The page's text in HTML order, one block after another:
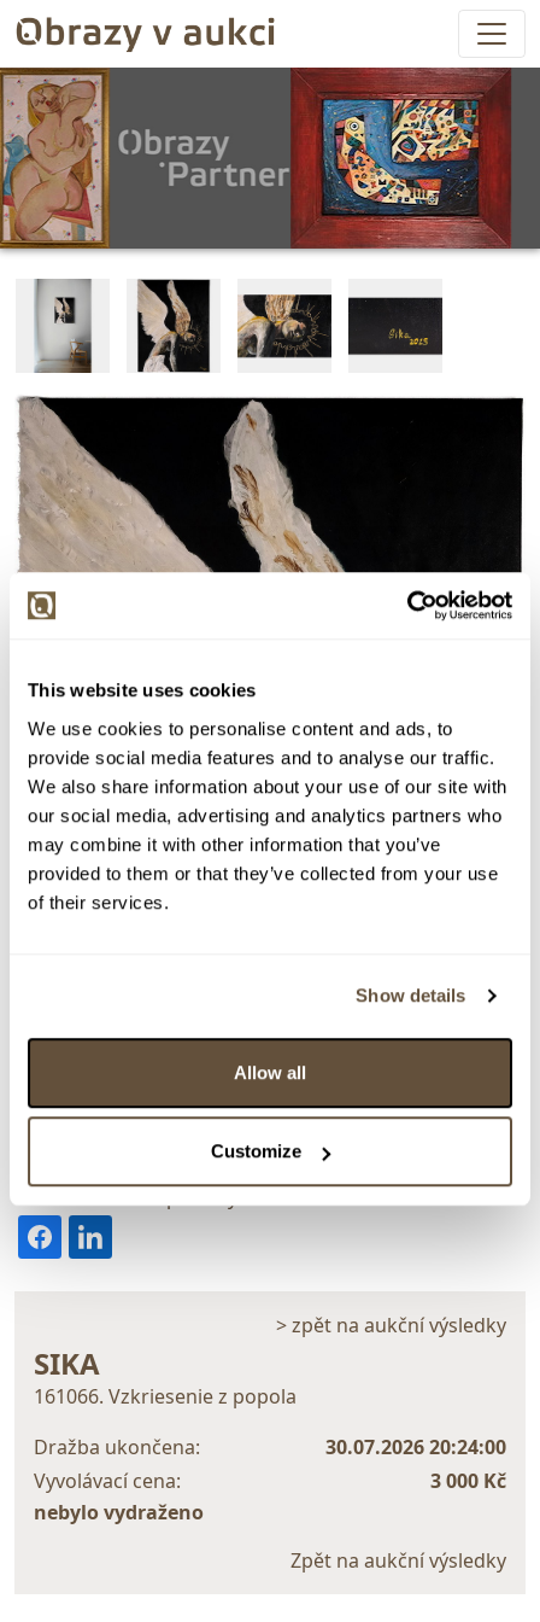
This website uses cookies
We use cookies to personalise content and ads, to
provide social media features and to analyse our traffic.
We also share information about your use of our site with
our social media, advertising and analytics partners who
may combine it with other information that you’ve
provided to them or that they’ve collected from your use
of their services.
Show details
Allow all
Customize
Kombinovaná technika na plátně, 90x70 cm. Signováno
vpravo dole Sika 2025. Nerámováno.
> zpět na aukční výsledky
SIKA
161066. Vzkriesenie z popola
Dražba ukončena:
30.07.2026 20:24:00
Vyvolávací cena:
3 000 Kč
nebylo vydraženo
Zpět na aukční výsledky